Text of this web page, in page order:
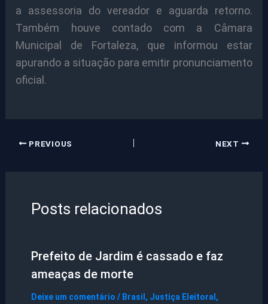
a assessoria do vereador e aguarda retorno.
Também houve contado com a Câmara
Municipal de Fortaleza, que informou estar
apurando a situação para emitir pronunciamento
oficial.
PREVIOUS NEXT
Posts relacionados
Prefeito de Jardim é cassado e faz
ameaças de morte
Deixe um comentário / Brasil, Justiça Eleitoral,